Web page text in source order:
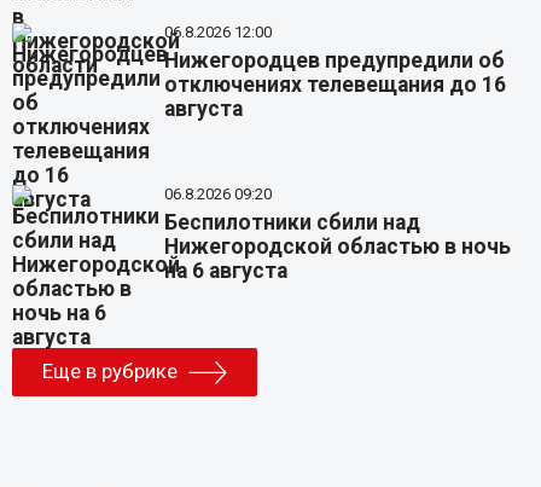
06.8.2026 12:00
Нижегородцев предупредили об
отключениях телевещания до 16
августа
06.8.2026 09:20
Беспилотники сбили над
Нижегородской областью в ночь
на 6 августа
Еще в рубрике